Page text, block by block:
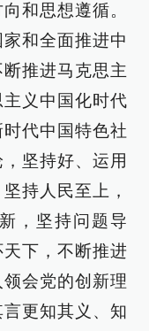
和思想遵循。
和全面推进中
推进马克思主
义中国化时代
代中国特色社
坚持好、运用
持人民至上，
，坚持问题导
下，不断推进
会党的创新理
更知其义、知